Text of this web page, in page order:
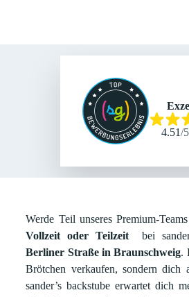
4.51/5
Werde Teil unseres Premium-
Vollzeit oder Teilzeitbei
Berliner Straße in Braunschweig.
Brötchen verkaufen, sondern dich
sander’s backstube erwartet dich